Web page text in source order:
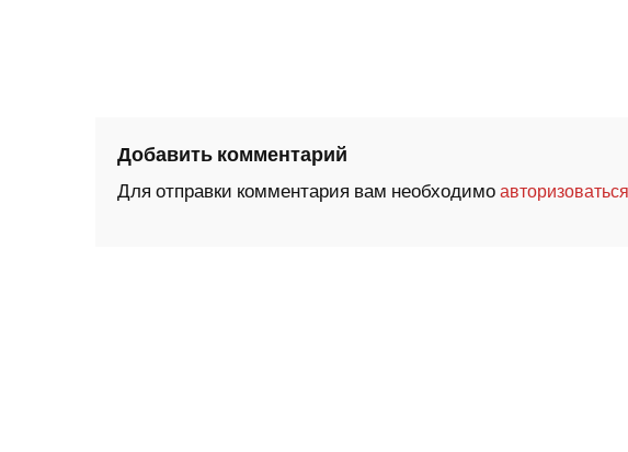
Добавить комментарий
Для отправки комментария вам необходимоавторизоваться